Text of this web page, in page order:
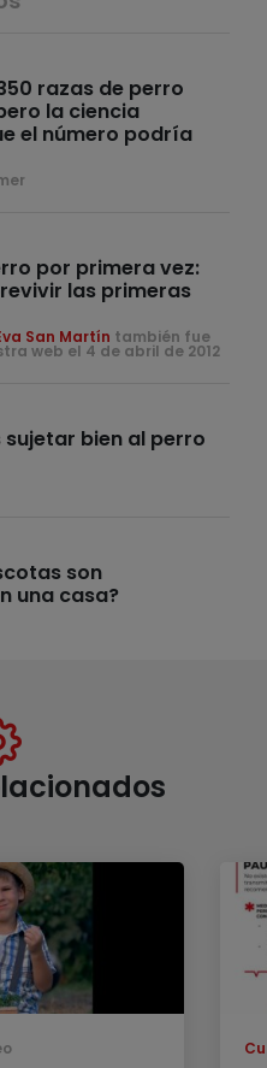
razas de perro
la ciencia
el número podría
por primera vez:
las primeras
San Martín también fue
web el 4 de abril de 2012
sujetar bien al perro
son
una casa?